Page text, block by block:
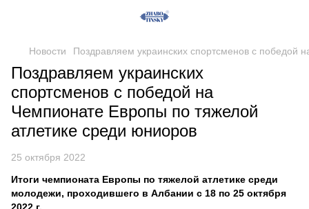
Новости Поздравляем украинских спортсменов с победой
Поздравляем украинских
спортсменов с победой на
Чемпионате Европы по тяжелой
атлетике среди юниоров
25 октября 2022
Итоги чемпионата Европы по тяжелой атлетике среди
молодежи, проходившего в Албании с 18 по 25 октября